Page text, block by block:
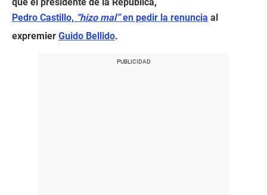
Pedro Castillo, “hizo mal”en pedir la renuncia al
expremier Guido Bellido.